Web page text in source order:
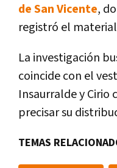
de San Vicente,
registró el
La investigación
coincide con el
Insaurralde y Cirio
precisar su
TEMAS